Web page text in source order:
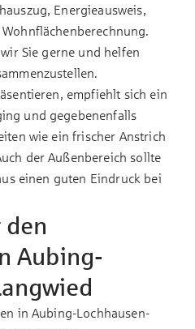
Energieausweis,
Sie gerne und helfen
empfiehlt sich ein
und gegebenenfalls
wie ein frischer Anstrich
der Außenbereich sollte
einen guten Eindruck bei
den
Aubing-
in Aubing-Lochhausen-